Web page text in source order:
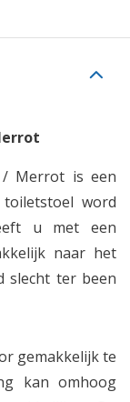
/ Merrot is een
word
u met een
naar het
slecht ter been
gemakkelijk te
kan omhoog